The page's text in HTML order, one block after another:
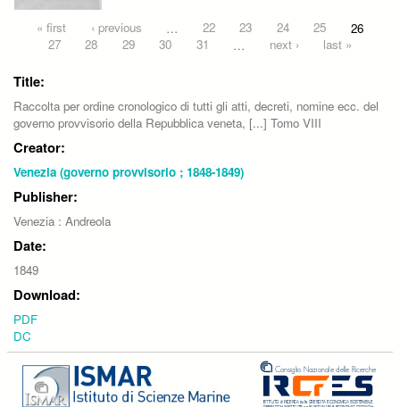
Pages
« first ‹ previous … 22 23 24 25
26
27
28 29 30 31 … next › last »
Title:
Raccolta per ordine cronologico di tutti gli atti, decreti, nomine ecc. del
governo provvisorio della Repubblica veneta, [...] Tomo VIII
Creator:
Venezia (governo provvisorio ; 1848-1849)
Publisher:
Venezia : Andreola
Date:
1849
Download:
PDF
DC